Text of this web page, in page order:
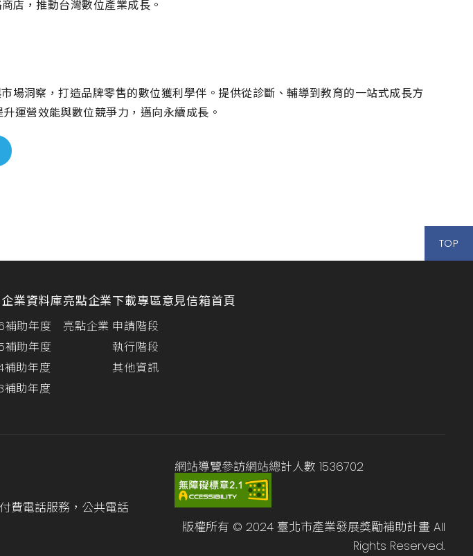
店，推動台灣數位產業成長。
場洞察，打造品牌零售的數位獲利學伴。提供從診斷、輔導到教育的一站式成長方
運營效能與數位競爭力，邁向永續成長。
TOP
業資料庫
補助年度
補助年度
補助年度
補助年度
亮點企業
亮點企業
下載專區
申請階段
執行階段
其他資訊
意見信箱首頁
費電話服務，公共電話
網站導覽參訪網站總計人數 1536702
版權所有 © 2024 臺北市產業發展獎勵補助計畫 All
Rights Reserved.